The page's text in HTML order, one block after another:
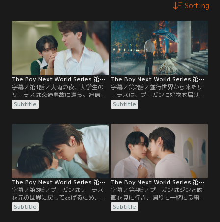
Sorting
The Boy Next World Series 第01話／字幕
字幕／第1話／大雨の夜、大学生の
サーラスは交通事故に遭う。迷信を
信じている大学生のプーガンは寝坊
し、大慌てでラッキーカラーのパン
がうわさ話をしていた。同じ大学の
先輩であるサーラスが車にはねら
れ、3日間眠ったままだと言う。そ
して再び大雨が降る夜、プーガンが
部屋のドアを開けると…？
Subtitle
The Boy Next World Series 第02話／字幕
字幕／第2話／並行世界から来たサ
ーラスは、プーガンに好物を届けた
り電話してきたりして、まるで恋人
であるかのような行動を取る。戸惑
ーに相談する。大学の教室にいたサ
ーラスは、プーガンと糸電話で話し
た時のことを思い出す。するとそこ
に、雨でずぶぬれになった友人のウ
ィムとロームが来て…。
Subtitle
The Boy Next World Series 第03話／字幕
字幕／第3話／プーガンはサーラス
を元の世界に戻してあげるため、イ
ンターネットから得た情報を信じて
サーラスをいろいろな場所に連れて
Subtitle
The Boy Next World Series 第04話／字幕
字幕／第4話／プーガンはジンと映
画を見に行き、帰りに一緒に食事を
して、いろいろな話をする。なぜジ
ンたちはプーガンとサーラスの仲を
Subtitle